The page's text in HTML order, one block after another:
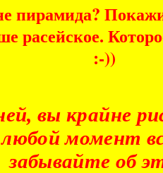
пирамида?
расейское.
:-))
вы крайне
момент
забывайте об